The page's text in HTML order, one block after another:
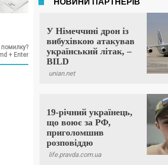
помилку?
+ Enter